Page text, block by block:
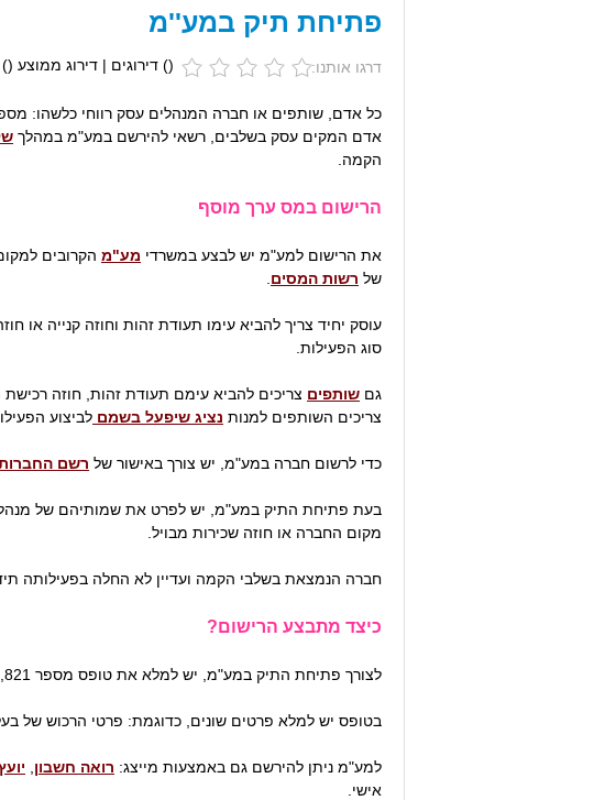
פתיחת תיק במע''מ
דרגו אותנו: () דירוגים | דירוג ממוצע ()
כל אדם, שותפים או חברה המנהלים עסק רווחי כלשהו:
אדם המקים עסק בשלבים, רשאי להירשם במע"מ במהלך
הקמה.
הרישום במס ערך מוסף
את הרישום למע"מ יש לבצע במשרדי מע"מ הקרובים
של רשות המסים
עוסק יחיד צריך להביא עימו תעודת זהות וחוזה קנייה
סוג הפעילות.
גם שותפים צריכים להביא עימם תעודת זהות, חוזה
צריכים השותפים למנות נציג שיפעל בשמם לביצוע
כדי לרשום חברה במע"מ, יש צורך באישור של רשם
בעת פתיחת התיק במע"מ, יש לפרט את שמותיהם של
מקום החברה או חוזה שכירות מבויל.
חברה הנמצאת בשלבי הקמה ועדיין לא החלה בפעילותה
כיצד מתבצע הרישום?
לצורך פתיחת התיק במע"מ, יש למלא את טופס מספר 821, לחתום עליו ולמסור אותו לפקיד מע"מ.
בטופס יש למלא פרטים שונים, כדוגמת: פרטי הרכוש של
למע"מ ניתן להירשם גם באמצעות מייצג: רואה חשבון
אישי.